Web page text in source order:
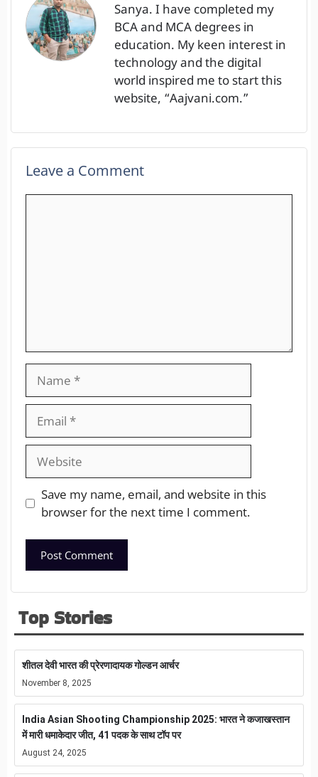
Sanya. I have completed my
BCA and MCA degrees in
education. My keen interest in
technology and the digital
world inspired me to start this
website, “Aajvani.com.”
Leave a Comment
Save my name, email, and website in this
browser for the next time I comment.
Top Stories
शीतल देवी भारत की प्रेरणादायक गोल्डन आर्चर
November 8, 2025
India Asian Shooting Championship 2025: भारत ने कजाखस्तान
में मारी धमाकेदार जीत, 41 पदक के साथ टॉप पर
August 24, 2025